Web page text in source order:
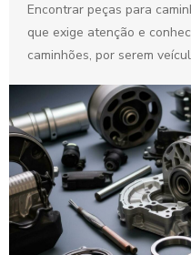
Encontrar peças para
que exige atenção e
caminhões, por serem